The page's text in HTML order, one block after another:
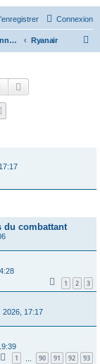
Connexion
Compagnies aériennes d'Europe Ryanair
r
Rechercher
du combattant
1 2 3
2026, 17:17
1 90 91 92 93